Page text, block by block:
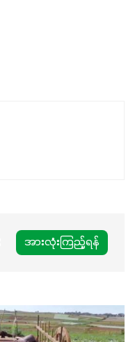
အားလုံးကြည့်ရန်